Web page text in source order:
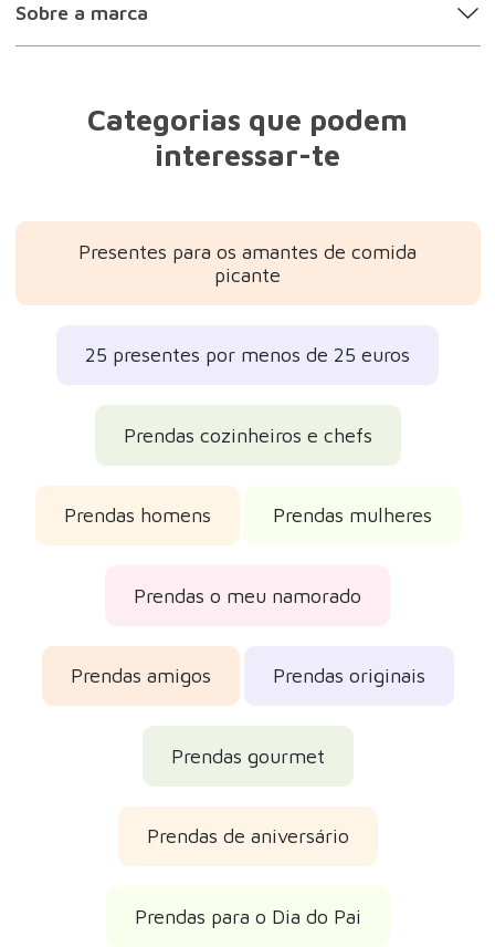
Sobre a marca
Categorias que podem
interessar-te
Presentes para os amantes de comida
picante
25 presentes por menos de 25 euros
Prendas cozinheiros e chefs
Prendas homens Prendas mulheres
Prendas o meu namorado
Prendas amigos Prendas originais
Prendas gourmet
Prendas de aniversário
Prendas para o Dia do Pai